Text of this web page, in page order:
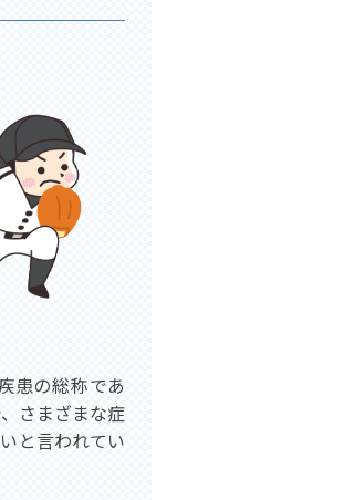
患の総称であ
さまざまな症
と言われてい